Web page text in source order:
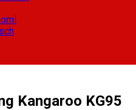
Kangaroo KG95